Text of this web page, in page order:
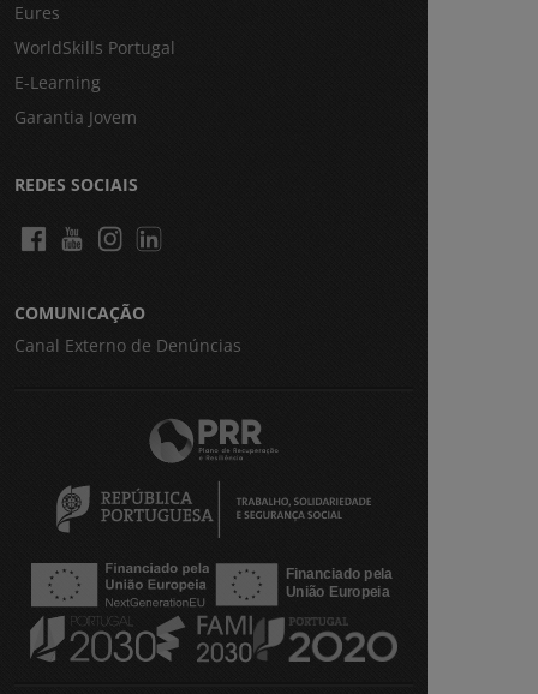
Eures
WorldSkills Portugal
E-Learning
Garantia Jovem
REDES SOCIAIS
COMUNICAÇÃO
Canal Externo de Denúncias